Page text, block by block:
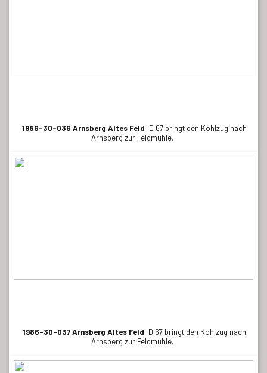
1986-30-036 Arnsberg Altes Feld D 67 bringt den Kohlzug nach
Arnsberg zur Feldmühle.
1986-30-037 Arnsberg Altes Feld D 67 bringt den Kohlzug nach
Arnsberg zur Feldmühle.